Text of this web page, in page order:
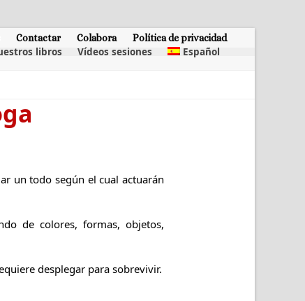
Contactar Colabora Política de privacidad
libros Vídeos sesiones Español
un todo según el cual actuarán
de colores, formas, objetos,
desplegar para sobrevivir.